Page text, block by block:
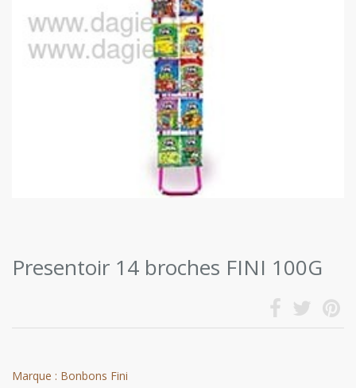
Presentoir 14 broches FINI 100G
Marque : Bonbons Fini